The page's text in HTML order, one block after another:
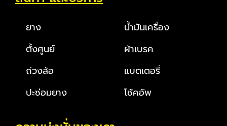
ยาง
ตั้งศูนย์
ถ่วงล้อ
ปะซ่อมยาง
น้ำมันเครื่อง
ผ้าเบรค
แบตเตอรี่
โช้คอัพ